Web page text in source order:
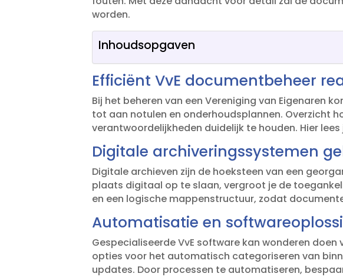
worden.​
Inhoudsopgaven
Efficiënt VvE documentbeheer
Bij het beheren van een Vereniging van Eigenaren
tot aan notulen en onderhoudsplannen.​ Overzicht
verantwoordelijkheden duidelijk te houden.​ Hier
Digitale archiveringssystemen
Digitale archieven zijn de hoeksteen van een
plaats digitaal op te slaan, vergroot je de
en een logische mappenstructuur, zodat
Automatisatie en
Gespecialiseerde VvE software kan wonderen
opties voor het automatisch categoriseren van
updates.​ Door processen te automatiseren,